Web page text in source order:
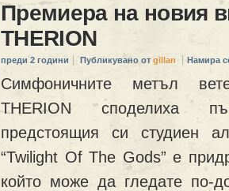
Премиера на новия
THERION
преди 2 години Публикувано от gillan Намира
Симфоничните метъл
THERION споделиха
предстоящия си студиен
“Twilight Of The Gods” е
който може да гледате по-